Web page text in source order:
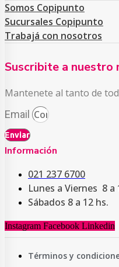
Somos Copipunto
Sucursales Copipunto
Trabajá con nosotros
Suscribite a
Mantenete al tanto de
Email
Enviar
Información
021 237 6700
Lunes a Viernes 8 a
Sábados 8 a 12 hs.
Instagram Facebook Linkedin
Términos y